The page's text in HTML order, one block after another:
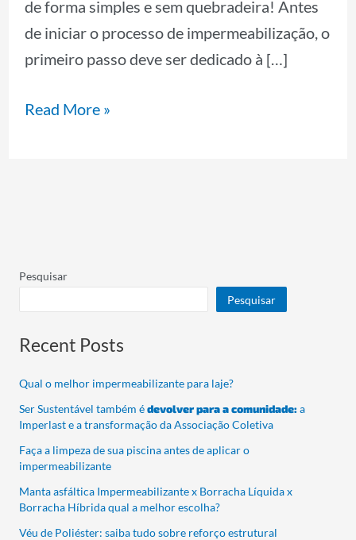
de forma simples e sem quebradeira! Antes
de iniciar o processo de impermeabilização, o
primeiro passo deve ser dedicado à […]
Read More »
Pesquisar
Pesquisar
Recent Posts
Qual o melhor impermeabilizante para laje?
Ser Sustentável também édevolver para a comunidade: a
Imperlast e a transformação da Associação Coletiva
Faça a limpeza de sua piscina antes de aplicar o
impermeabilizante
Manta asfáltica Impermeabilizante x Borracha Líquida x
Borracha Híbrida qual a melhor escolha?
Véu de Poliéster: saiba tudo sobre reforço estrutural